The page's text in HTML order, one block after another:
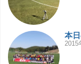
本
2015